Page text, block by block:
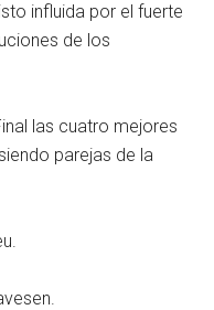
influida por el fuerte
de los
las cuatro mejores
parejas de la